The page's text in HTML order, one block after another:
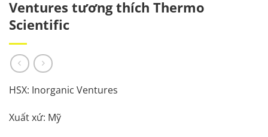
Ventures tương thích Thermo
Scientific
HSX: Inorganic Ventures
Xuất xứ: Mỹ